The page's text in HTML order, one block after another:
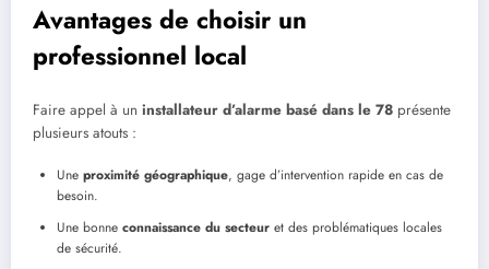
Avantages de choisir un
professionnel local
Faire appel à un installateur d’alarme basé dans le 78 présente
plusieurs atouts :
Une proximité géographique, gage d’intervention rapide en cas de
besoin.
Une bonne connaissance du secteur et des problématiques locales
de sécurité.